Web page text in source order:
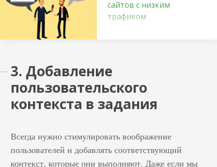
сайтов с низким
трафиком
по эффективности
уступают AB-
будут настолько
достоверными. Но если
у сайта низкий трафик,
то они помогут
3. Добавление
пользовательского
контекста в задания
Всегда нужно стимулировать воображение
пользователей и добавлять соответствующий
контекст, которые они выполняют. Даже если мы